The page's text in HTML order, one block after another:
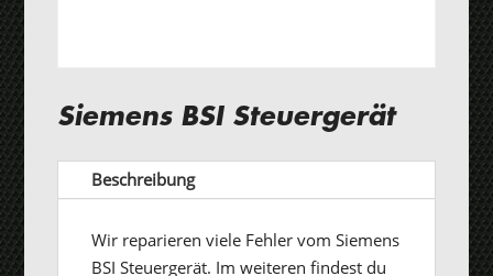
Siemens BSI Steuergerät
Beschreibung
Wir reparieren viele Fehler vom Siemens
BSI Steuergerät. Im weiteren findest du